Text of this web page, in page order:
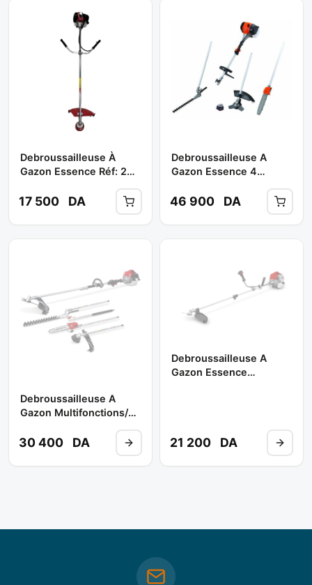
Debroussailleuse À
Gazon Essence Réf: 2
17 500 DA
Debroussailleuse A
Gazon Essence 4
(fil+disque+scie A
Chaine+taille Haie )
Réf: DAMT520 **
DAEWOO
46 900 DA
Debroussailleuse A
Gazon Multifonctions/
Essence Réf:CT20113
** CROWN
30 400 DA
Debroussailleuse A
Gazon Essence
21 200 DA